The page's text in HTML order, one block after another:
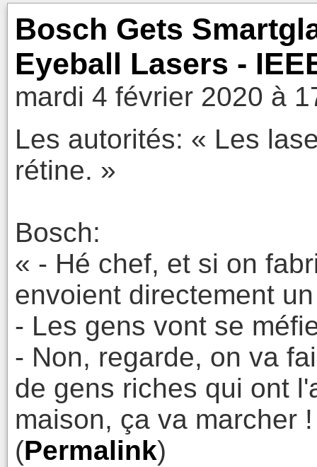
Bosch Gets
Eyeball Lasers -
mardi 4 février 2020 à
Les autorités: « Les
rétine. »
Bosch:
« - Hé chef, et si on
envoient directement
- Les gens vont se
- Non, regarde, on va
de gens riches qui ont
maison, ça va marcher
(Permalink)